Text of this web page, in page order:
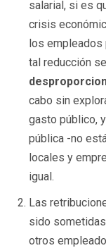
salarial, si es
crisis
los empleados
tal reducción
cabo sin
gasto público,
pública -no
locales y
igual.
Las
sido
otros